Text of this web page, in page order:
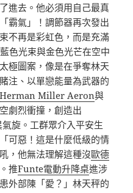
進去。他必須用自己最真
霸氣」！調節器再次發出
不再是彩虹色，而是充滿
色光束與金色光芒在空中
極圖案，像是在爭奪林天
注、以單戀能量為武器的
Herman Miller Aeron與
劇烈衝撞，創造出
旋。工群眾介入平安生
可惡！這是什麼低級的情
，他無法理解這種沒歐德
推Funte電動升降桌進涉
外部陳「愛？」林天秤的